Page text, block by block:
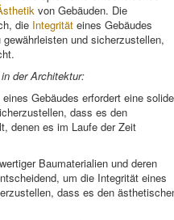
von Gebäuden. Die
die Integrität eines Gebäudes
gewährleisten und sicherzustellen,
der Architektur:
Gebäudes erfordert eine solide
dass es den
denen es im Laufe der Zeit
Baumaterialien und deren
um die Integrität eines
dass es den